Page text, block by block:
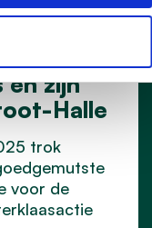
en zijn
Halle
trok
voor de